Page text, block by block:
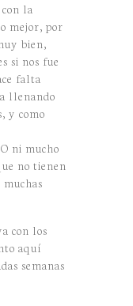
la
mejor, por
bien,
si nos fue
falta
llenando
y como
ni mucho
no tienen
con los
aquí
semanas